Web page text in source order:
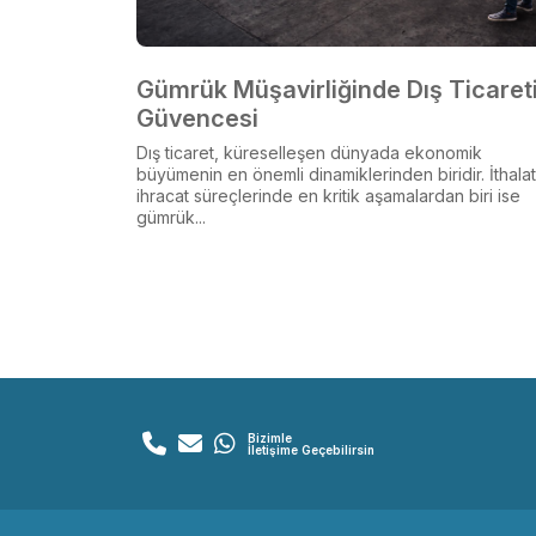
Gümrük Müşavirliğinde Dış
Güvencesi
Dış ticaret, küreselleşen dünyada ekonomik
büyümenin en önemli dinamiklerinden biridir.
ihracat süreçlerinde en kritik aşamalardan biri ise
gümrük...
Bizimle
İletişime Geçebilirsin